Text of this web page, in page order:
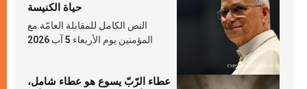
حياة الكنيسة
النص الكامل للمقابلة العامّة مع
المؤمنين يوم الأربعاء 5 آب 2026
عطاء الرّبّ يسوع هو عطاء شامل،